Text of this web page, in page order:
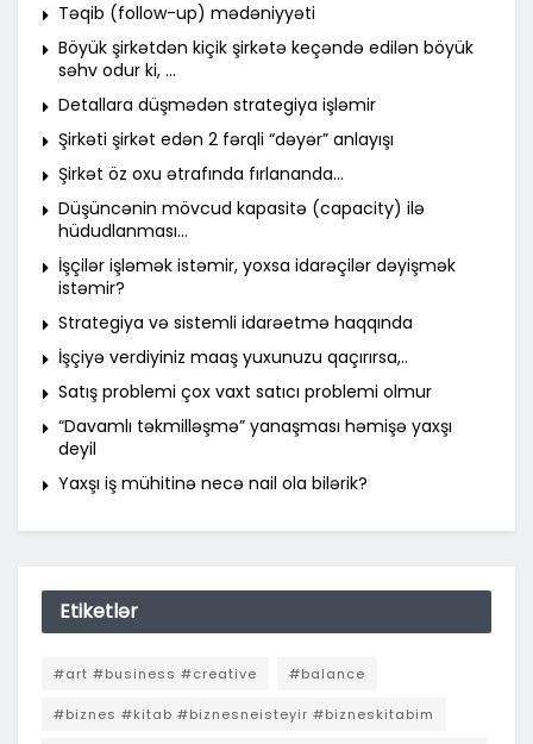
Təqib (follow-up) mədəniyyəti
Böyük şirkətdən kiçik şirkətə keçəndə edilən böyük
səhv odur ki, …
Detallara düşmədən strategiya işləmir
Şirkəti şirkət edən 2 fərqli “dəyər” anlayışı
Şirkət öz oxu ətrafında fırlananda…
Düşüncənin mövcud kapasitə (capacity) ilə
hüdudlanması…
İşçilər işləmək istəmir, yoxsa idarəçilər dəyişmək
istəmir?
Strategiya və sistemli idarəetmə haqqında
İşçiyə verdiyiniz maaş yuxunuzu qaçırırsa,..
Satış problemi çox vaxt satıcı problemi olmur
“Davamlı təkmilləşmə” yanaşması həmişə yaxşı
deyil
Yaxşı iş mühitinə necə nail ola bilərik?
Etiketlər
#art #business #creative #balance
#biznes #kitab #biznesneisteyir #bizneskitabim